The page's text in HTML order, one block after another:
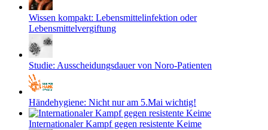
Wissen kompakt: Lebensmittelinfektion oder
Lebensmittelvergiftung
Studie: Ausscheidungsdauer von Noro-Patienten
Händehygiene: Nicht nur am 5.Mai wichtig!
Internationaler Kampf gegen resistente Keime